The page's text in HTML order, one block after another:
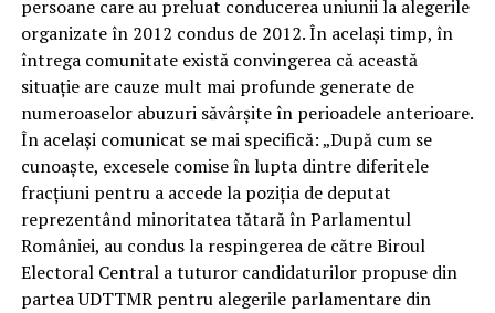
persoane care au preluat conducerea uniunii la alegerile
organizate în 2012 condus de 2012. În acelaşi timp, în
întrega comunitate există convingerea că această
situaţie are cauze mult mai profunde generate de
numeroaselor abuzuri săvârşite în perioadele anterioare.
În acelaşi comunicat se mai specifică: „După cum se
cunoaşte, excesele comise în lupta dintre diferitele
fracţiuni pentru a accede la poziţia de deputat
reprezentând minoritatea tătară în Parlamentul
României, au condus la respingerea de către Biroul
Electoral Central a tuturor candidaturilor propuse din
partea UDTTMR pentru alegerile parlamentare din